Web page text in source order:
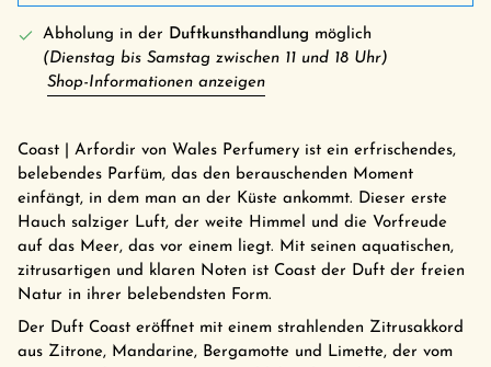
Abholung in der Duftkunsthandlung möglich
(Dienstag bis Samstag zwischen 11 und 18 Uhr)
Shop-Informationen anzeigen
Coast | Arfordir von Wales Perfumery ist ein erfrischendes,
belebendes Parfüm, das den berauschenden Moment
einfängt, in dem man an der Küste ankommt. Dieser erste
Hauch salziger Luft, der weite Himmel und die Vorfreude
auf das Meer, das vor einem liegt. Mit seinen aquatischen,
zitrusartigen und klaren Noten ist Coast der Duft der freien
Natur in ihrer belebendsten Form.
Der Duft Coast eröffnet mit einem strahlenden Zitrusakkord
aus Zitrone, Mandarine, Bergamotte und Limette, der vom